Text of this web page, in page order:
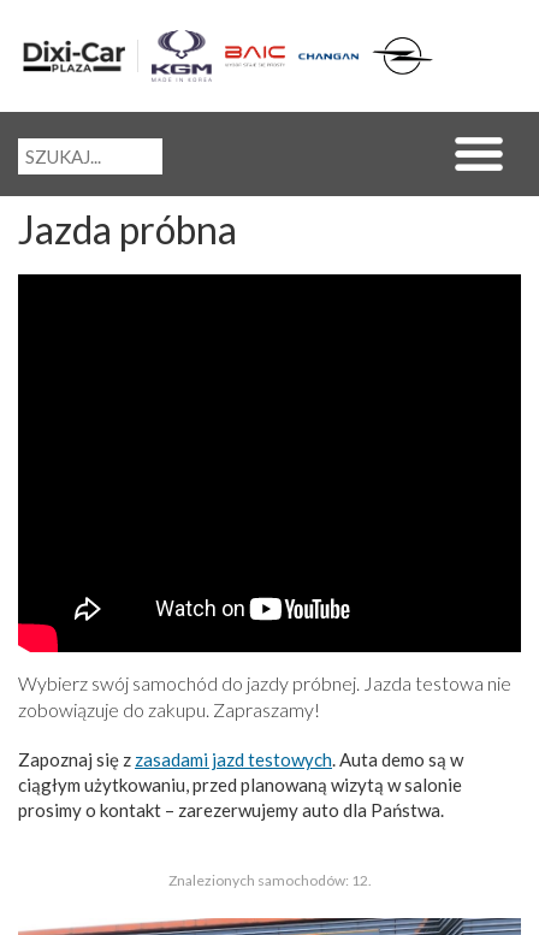
Jazda próbna
Wybierz swój samochód do jazdy próbnej. Jazda testowa nie
zobowiązuje do zakupu. Zapraszamy!
Zapoznaj się z zasadami jazd testowych. Auta demo są w
ciągłym użytkowaniu, przed planowaną wizytą w salonie
prosimy o kontakt – zarezerwujemy auto dla Państwa.
Znalezionych samochodów: 12.